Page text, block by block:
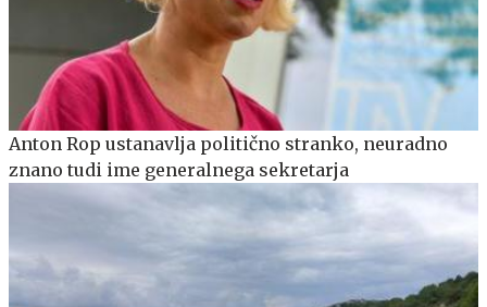
Anton Rop ustanavlja politično stranko, neuradno
znano tudi ime generalnega sekretarja